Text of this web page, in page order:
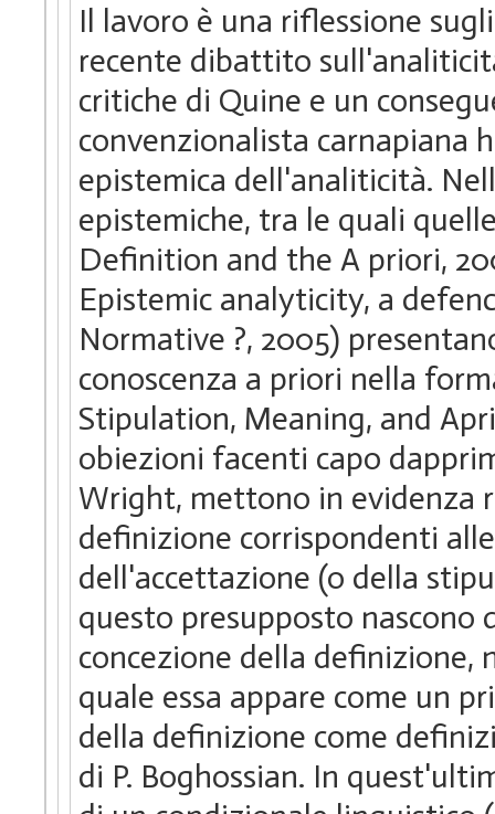
Il lavoro è una riflessione
recente dibattito
critiche di Quine e un
convenzionalista carnapiana
epistemica dell'analiticità.
epistemiche, tra le quali
Definition and the A priori,
Epistemic analyticity, a
Normative ?, 2005)
conoscenza a priori nella
Stipulation, Meaning, and
obiezioni facenti capo
Wright, mettono in evidenza
definizione corrispondenti
dell'accettazione (o della
questo presupposto
concezione della definizione,
quale essa appare come un
della definizione come
di P. Boghossian. In